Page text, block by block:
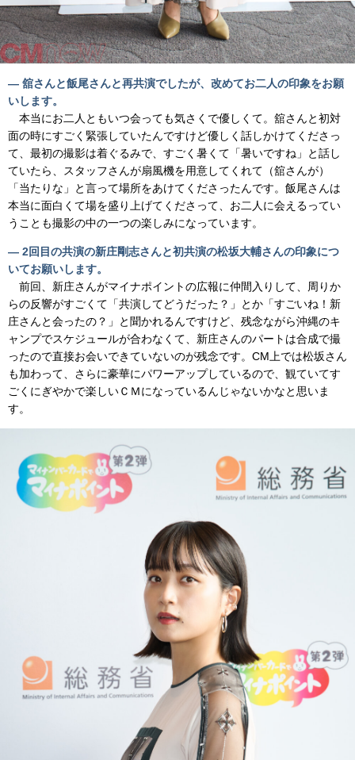
― 舘さんと飯尾さんと再共演でしたが、改めてお二人の印象をお願
いします。
本当にお二人ともいつ会っても気さくで優しくて。舘さんと初対
面の時にすごく緊張していたんですけど優しく話しかけてくださっ
て、最初の撮影は着ぐるみで、すごく暑くて「暑いですね」と話し
ていたら、スタッフさんが扇風機を用意してくれて（舘さんが）
「当たりな」と言って場所をあけてくださったんです。飯尾さんは
本当に面白くて場を盛り上げてくださって、お二人に会えるってい
うことも撮影の中の一つの楽しみになっています。
― 2回目の共演の新庄剛志さんと初共演の松坂大輔さんの印象につ
いてお願いします。
前回、新庄さんがマイナポイントの広報に仲間入りして、周りか
らの反響がすごくて「共演してどうだった？」とか「すごいね！新
庄さんと会ったの？」と聞かれるんですけど、残念ながら沖縄のキ
ャンプでスケジュールが合わなくて、新庄さんのパートは合成で撮
ったので直接お会いできていないのが残念です。CM上では松坂さん
も加わって、さらに豪華にパワーアップしているので、観ていてす
ごくにぎやかで楽しいＣＭになっているんじゃないかなと思いま
す。